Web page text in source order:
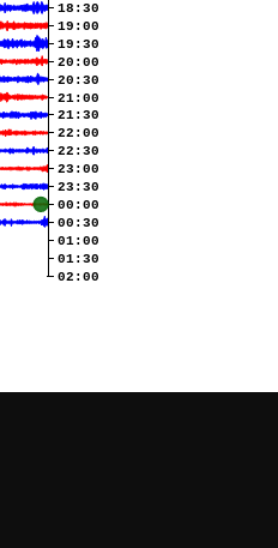
18:30
19:00
19:30
20:00
20:30
21:00
21:30
22:00
22:30
23:00
23:30
00:00
00:30
01:00
01:30
02:00